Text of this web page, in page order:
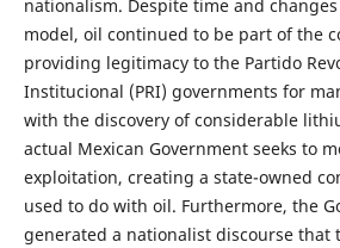
nationalism. Despite time and
model, oil continued to be part of the
providing legitimacy to the Partido
Institucional (PRI) governments for
with the discovery of considerable
actual Mexican Government seeks to
exploitation, creating a state-owned
used to do with oil. Furthermore, the
generated a nationalist discourse that